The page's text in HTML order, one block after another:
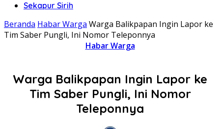
Sekapur Sirih
Beranda Habar Warga Warga Balikpapan Ingin Lapor ke
Tim Saber Pungli, Ini Nomor Teleponnya
Habar Warga
Warga Balikpapan Ingin Lapor ke
Tim Saber Pungli, Ini Nomor
Teleponnya